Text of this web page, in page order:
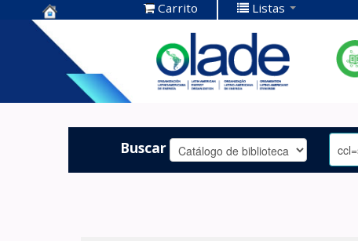
Centro de
Documentación
OLADE -
Carrito Listas
Buscar